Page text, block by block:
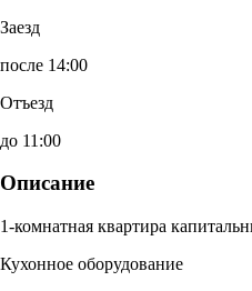
Заезд
после 14:00
Отъезд
до 11:00
Описание
1-комнатная квартира
Кухонное оборудование